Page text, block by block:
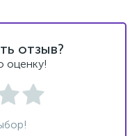
отзыв?
оценку!